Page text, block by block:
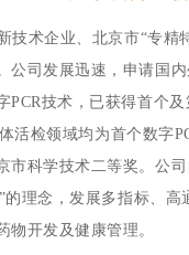
技术企业、北京市“专
司发展迅速，申请国
技术，已获得首个
活检领域均为首个数字
市科学技术二等奖。公
理念，发展多指标、
开发及健康管理。